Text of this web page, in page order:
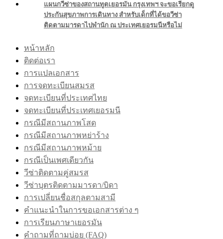
แผนกวีซ่าของสถานทูตเยอรมัน กรุงเทพฯ จะขอเรียกดู
ประกันสุขภาพการเดินทาง สำหรับเด็กที่ได้ขอวีซ่า
ติดตามมารดาไปพำนัก ณ ประเทศเยอรมนีหรือไม่
หน้าหลัก
ติดต่อเรา
การแปลเอกสาร
การจดทะเบียนสมรส
จดทะเบียนที่ประเทศไทย
จดทะเบียนที่ประเทศเยอรมนี
กรณีมีสถานภาพโสด
กรณีมีสถานภาพหย่าร้าง
กรณีมีสถานภาพหม้าย
กรณีเป็นเพศเดียวกัน
วีซ่าติดตามคู่สมรส
วีซ่าบุตรติดตามมารดา/บิดา
การเปลี่ยนชื่อสกุลตามสามี
คำแนะนำในการขอเอกสารต่าง ๆ
การเรียนภาษาเยอรมัน
คำถามที่ถามบ่อย (FAQ)